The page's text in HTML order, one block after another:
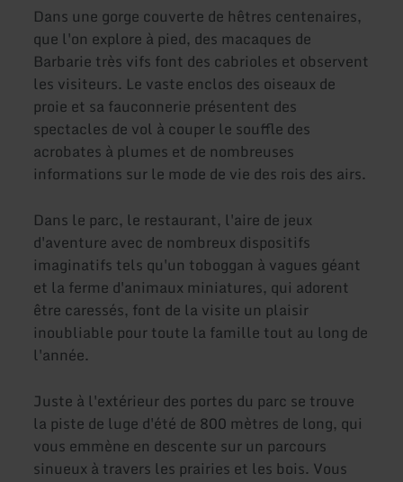
Dans une gorge couverte de hêtres centenaires,
que l'on explore à pied, des macaques de
Barbarie très vifs font des cabrioles et observent
les visiteurs. Le vaste enclos des oiseaux de
proie et sa fauconnerie présentent des
spectacles de vol à couper le souffle des
acrobates à plumes et de nombreuses
informations sur le mode de vie des rois des airs.
Dans le parc, le restaurant, l'aire de jeux
d'aventure avec de nombreux dispositifs
imaginatifs tels qu'un toboggan à vagues géant
et la ferme d'animaux miniatures, qui adorent
être caressés, font de la visite un plaisir
inoubliable pour toute la famille tout au long de
l'année.
Juste à l'extérieur des portes du parc se trouve
la piste de luge d'été de 800 mètres de long, qui
vous emmène en descente sur un parcours
sinueux à travers les prairies et les bois. Vous